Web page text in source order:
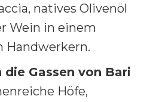
natives Olivenöl
Wein in einem
Handwerkern.
Gassen von Bari
Höfe,